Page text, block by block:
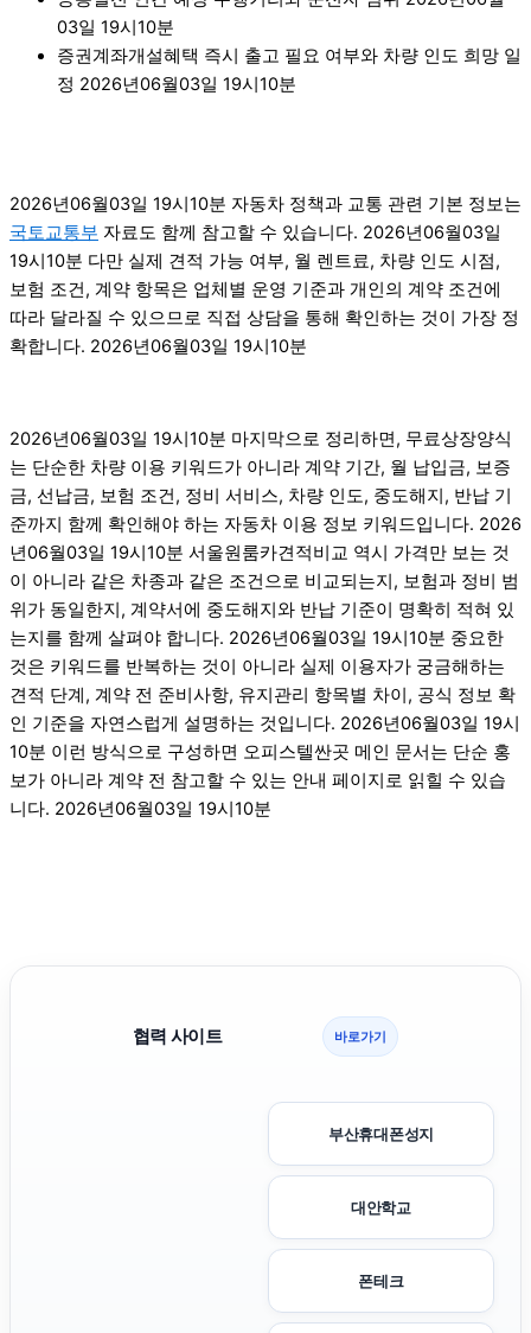
03일 19시10분
증권계좌개설혜택 즉시 출고 필요 여부와 차량 인도 희망 일
정 2026년06월03일 19시10분
2026년06월03일 19시10분 자동차 정책과 교통 관련 기본 정보는
국토교통부 자료도 함께 참고할 수 있습니다. 2026년06월03일
19시10분 다만 실제 견적 가능 여부, 월 렌트료, 차량 인도 시점,
보험 조건, 계약 항목은 업체별 운영 기준과 개인의 계약 조건에
따라 달라질 수 있으므로 직접 상담을 통해 확인하는 것이 가장 정
확합니다. 2026년06월03일 19시10분
2026년06월03일 19시10분 마지막으로 정리하면, 무료상장양식
는 단순한 차량 이용 키워드가 아니라 계약 기간, 월 납입금, 보증
금, 선납금, 보험 조건, 정비 서비스, 차량 인도, 중도해지, 반납 기
준까지 함께 확인해야 하는 자동차 이용 정보 키워드입니다. 2026
년06월03일 19시10분 서울원룸카견적비교 역시 가격만 보는 것
이 아니라 같은 차종과 같은 조건으로 비교되는지, 보험과 정비 범
위가 동일한지, 계약서에 중도해지와 반납 기준이 명확히 적혀 있
는지를 함께 살펴야 합니다. 2026년06월03일 19시10분 중요한
것은 키워드를 반복하는 것이 아니라 실제 이용자가 궁금해하는
견적 단계, 계약 전 준비사항, 유지관리 항목별 차이, 공식 정보 확
인 기준을 자연스럽게 설명하는 것입니다. 2026년06월03일 19시
10분 이런 방식으로 구성하면 오피스텔싼곳 메인 문서는 단순 홍
보가 아니라 계약 전 참고할 수 있는 안내 페이지로 읽힐 수 있습
니다. 2026년06월03일 19시10분
협력 사이트 바로가기
부산휴대폰성지
대안학교
폰테크